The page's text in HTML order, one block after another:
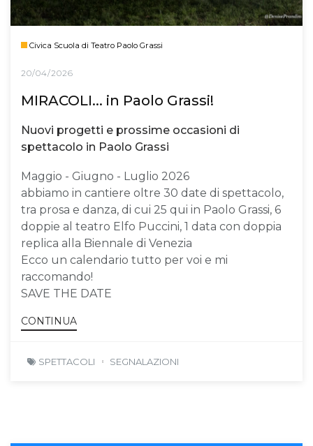
Civica Scuola di Teatro Paolo Grassi
20/04/2026
MIRACOLI... in Paolo Grassi!
Nuovi progetti e prossime occasioni di
spettacolo in Paolo Grassi
Maggio - Giugno - Luglio 2026
abbiamo in cantiere oltre 30 date di spettacolo,
tra prosa e danza, di cui 25 qui in Paolo Grassi, 6
doppie al teatro Elfo Puccini, 1 data con doppia
replica alla Biennale di Venezia
Ecco un calendario tutto per voi e mi
raccomando!
SAVE THE DATE
CONTINUA
SPETTACOLI SEGNALAZIONI